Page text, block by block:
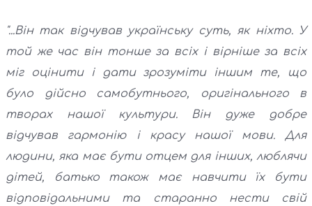
"...Він так відчував українську суть, як ніхто. У
той же час він тонше за всіх і вірніше за всіх
міг оцінити і дати зрозуміти іншим те, що
було дійсно самобутнього, оригінального в
творах нашої культури. Він дуже добре
відчував гармонію і красу нашої мови. Для
людини, яка має бути отцем для інших, люблячи
дітей, батько також має навчити їх бути
відповідальними та старанно нести свій